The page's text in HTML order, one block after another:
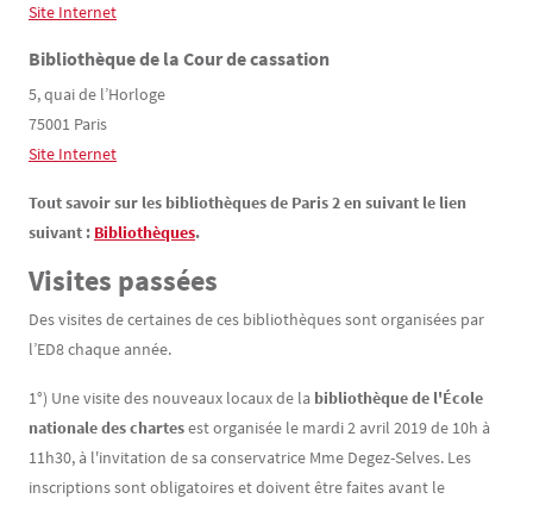
Site Internet
Bibliothèque de la Cour de cassation
5, quai de l’Horloge
75001 Paris
Site Internet
Tout savoir sur les bibliothèques de Paris 2 en suivant le lien
suivant : Bibliothèques.
Visites passées
Des visites de certaines de ces bibliothèques sont organisées par
l’ED8 chaque année.
1°) Une visite des nouveaux locaux de la bibliothèque de l'École
nationale des chartesest organisée le mardi 2 avril 2019 de 10h à
11h30, à l'invitation de sa conservatrice Mme Degez-Selves. Les
inscriptions sont obligatoires et doivent être faites avant le